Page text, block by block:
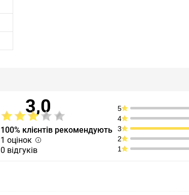
3,0
100% клієнтів рекомендують
1 оцінок
0 відгуків
5
4
3
2
1